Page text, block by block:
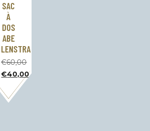
SAC
À
DOS
ABE
LENSTRA
€60,00
Le
prix
initial
était
€40,00
prix
actuel